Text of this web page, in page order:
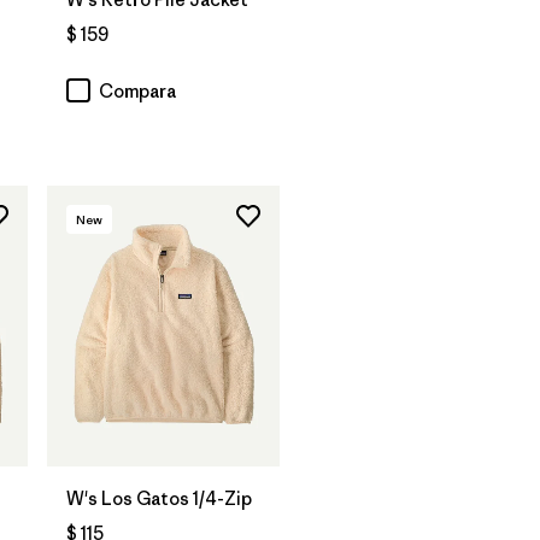
$ 159
Compara
New
W's Los Gatos 1/4-Zip
$ 115